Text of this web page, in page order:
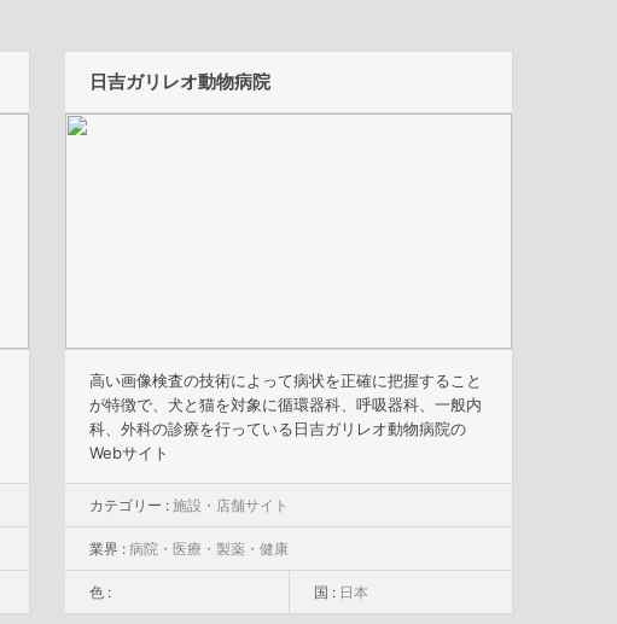
日吉ガリレオ動物病院
高い画像検査の技術によって病状を正確に把握すること
が特徴で、犬と猫を対象に循環器科、呼吸器科、一般内
科、外科の診療を行っている日吉ガリレオ動物病院の
Webサイト
カテゴリー : 施設・店舗サイト
業界 : 病院・医療・製薬・健康
色 : 国 : 日本